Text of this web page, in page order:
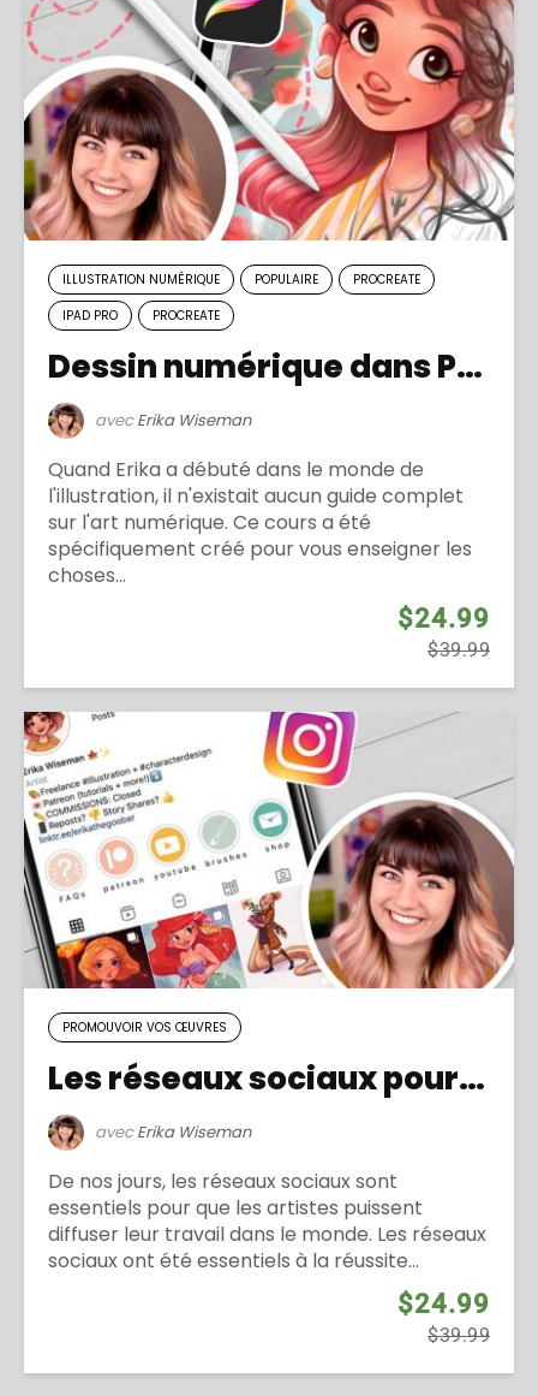
ILLUSTRATION NUMÉRIQUE POPULAIRE
PROCREATE
IPAD PRO
PROCREATE
Dessin numérique dans Procreate pour débutants
avecErika Wiseman
Quand Erika a débuté dans le monde de
l'illustration, il n'existait aucun guide complet
sur l'art numérique. Ce cours a été
spécifiquement créé pour vous enseigner les
choses...
$24.99
$39.99
PROMOUVOIR VOS ŒUVRES
Les réseaux sociaux pour les artistes
avecErika Wiseman
De nos jours, les réseaux sociaux sont
essentiels pour que les artistes puissent
diffuser leur travail dans le monde. Les réseaux
sociaux ont été essentiels à la réussite...
$24.99
$39.99